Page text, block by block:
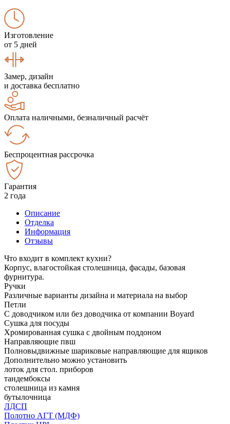
Изготовление
от 5 дней
Замер, дизайн
и доставка бесплатно
Оплата наличными, безналичный расчёт
Беспроцентная рассрочка
Гарантия
2 года
Описание
Отделка
Информация
Отзывы
Что входит в комплект кухни?
Корпус, влагостойкая столешница, фасады, базовая
фурнитура.
Ручки
Различные варианты дизайна и материала на выбор
Петли
С доводчиком или без доводчика от компании Boyard
Сушка для посуды
Хромированная сушка с двойным поддоном
Направляющие пвш
Полновыдвижные шариковые направляющие для ящиков
Дополнительно можно установить
лоток для стол. приборов
тандембоксы
столешница из камня
бутылочница
ЛДСП
Полотно АГТ (МДФ)